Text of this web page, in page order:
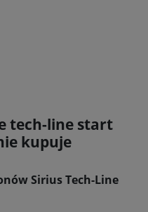
tech-line start
kupuje
Sirius Tech-Line